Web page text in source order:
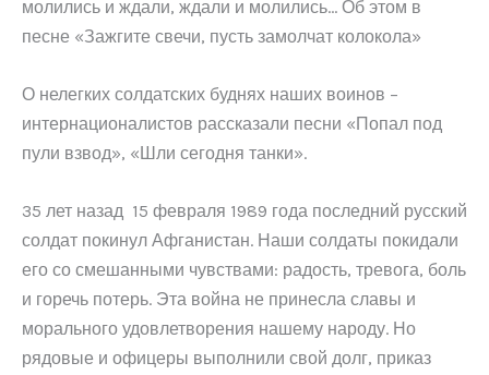
молились и ждали, ждали и молились… Об этом в
песне «Зажгите свечи, пусть замолчат колокола»
О нелегких солдатских буднях наших воинов –
интернационалистов рассказали песни «Попал под
пули взвод», «Шли сегодня танки».
35 лет назад 15 февраля 1989 года последний русский
солдат покинул Афганистан. Наши солдаты покидали
его со смешанными чувствами: радость, тревога, боль
и горечь потерь. Эта война не принесла славы и
морального удовлетворения нашему народу. Но
рядовые и офицеры выполнили свой долг, приказ